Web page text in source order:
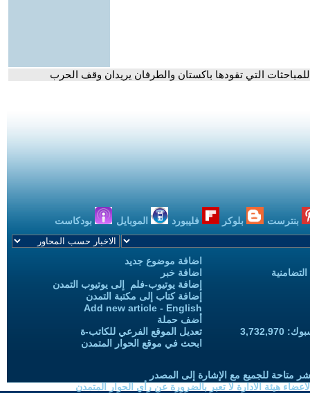
التي تقودها باكستان والطرفان يريدان وقف الحرب
بنترست بلوكر فليبورد الموبايل بودكاست
اضافة موضوع جديد
اضافة خبر
إضافة يوتيوب-فلم إلى يوتيوب التمدن
إضافة كتاب إلى مكتبة التمدن
Add new article - English
أضف حملة
تعديل الموقع الفرعي للكاتب-ة
ابحث في موقع الحوار المتمدن
متاحة للجميع مع الإشارة إلى المصدر
هيئة الادارة لا تعبر بالضرورة عن رأي الحوار المتمدن